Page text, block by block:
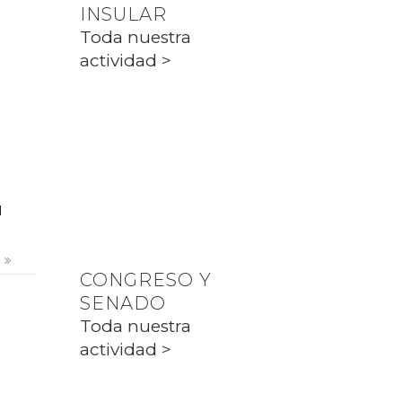
PP CIUTADELLA
INSULAR
Toda nuestra
actividad >
CONGRESO Y
SENADO
Toda nuestra
actividad >